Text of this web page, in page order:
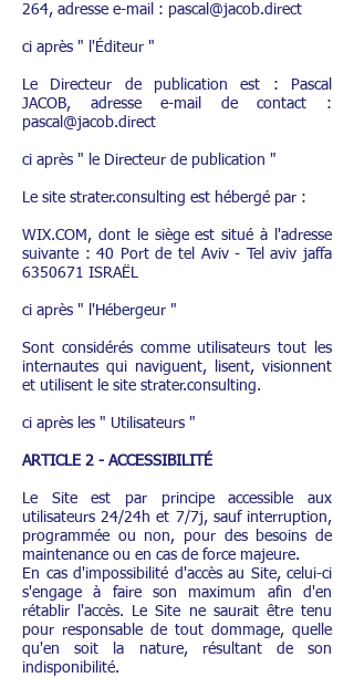
264, adresse e-mail : pascal@jacob.direct
ci après " l'Éditeur "
Le Directeur de publication est : Pascal
JACOB, adresse e-mail de contact :
pascal@jacob.direct
ci après " le Directeur de publication "
Le site strater.consulting est hébergé par :
WIX.COM, dont le siège est situé à l'adresse
suivante : 40 Port de tel Aviv - Tel aviv jaffa
6350671 ISRAËL
ci après " l'Hébergeur "
Sont considérés comme utilisateurs tout les
internautes qui naviguent, lisent, visionnent
et utilisent le site strater.consulting.
ci après les " Utilisateurs "
ARTICLE 2 - ACCESSIBILITÉ
Le Site est par principe accessible aux
utilisateurs 24/24h et 7/7j, sauf interruption,
programmée ou non, pour des besoins de
maintenance ou en cas de force majeure.
En cas d'impossibilité d'accès au Site, celui-ci
s'engage à faire son maximum afin d'en
rétablir l'accès. Le Site ne saurait être tenu
pour responsable de tout dommage, quelle
qu'en soit la nature, résultant de son
indisponibilité.